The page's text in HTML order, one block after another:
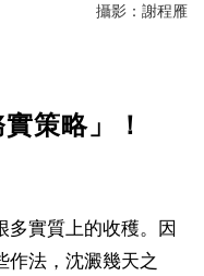
攝影：謝程雁
策略」！
多實質上的收穫。因
作法，沈澱幾天之